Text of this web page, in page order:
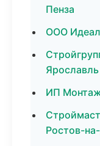
Пенза
ООО
Ярославль
ИП
Ростов-